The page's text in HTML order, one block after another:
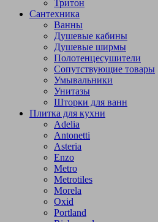
Тритон
Сантехника
Ванны
Душевые кабины
Душевые ширмы
Полотенцесушители
Сопутствующие товары
Умывальники
Унитазы
Шторки для ванн
Плитка для кухни
Adelia
Antonetti
Asteria
Enzo
Metro
Metrotiles
Morela
Oxid
Portland